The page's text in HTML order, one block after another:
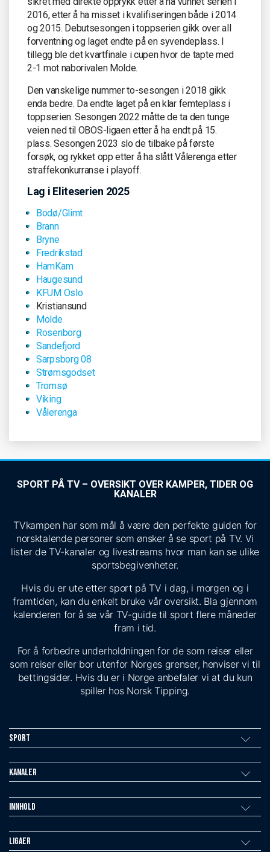
2016, etter å ha misset i kvalifiseringen både i 2014
og 2015. Debutsesongen i toppserien gikk over all
forventning og laget endte på en syvendeplass. I
tillegg ble det kvartfinale i cupen hvor de tapte med
2-1 mot naborivalen Molde.
Den vanskelige nummer to-sesongen i 2018 gikk
enda bedre. Da endte laget på en klar femteplass i
toppserien. Sesongen 2022 måtte de ta den tunge
veien ned til OBOS-ligaen etter å ha endt på 15.
plass. Sesongen 2023 slo de tilbake på første
forsøk, og rykket opp etter å ha slått Vålerenga etter
straffekonkurranse i playoff.
Lag i Eliteserien 2025
Bodø/Glimt
Brann
Bryne
Fredrikstad
HamKam
Haugesund
KFUM Oslo
Kristiansund
Molde
Rosenborg
Sandefjord
Sarpsborg 08
Strømsgodset
Tromsø
Viking
Vålerenga
SPORT PÅ TV – OVERSIKT OVER KAMPER, TIDER OG
KANALER
TVkampen har som mål å være den perfekte guiden for
norsktalende personer som ønsker å se sport på TV. Vi
lister de TV-kanaler og livestreams hvor man kan se ulike
sportsbegivenheter.
Hvis du er ute etter sport på TV i dag, i morgen og i
framtiden, kan du enkelt bruke vår oversikt. Bla gjennom
kalenderen for å se vår TV-guide til sport flere måneder
fram i tid.
For å forbedre underholdningen for de som reiser eller
som reiser eller bor utenfor Norges grenser, henviser vi til
bettingsider. Hvis du er i Norge anbefaler vi at du kun
spiller hos Norsk Tipping.
Sport
Kanaler
Innhold
Ligaer